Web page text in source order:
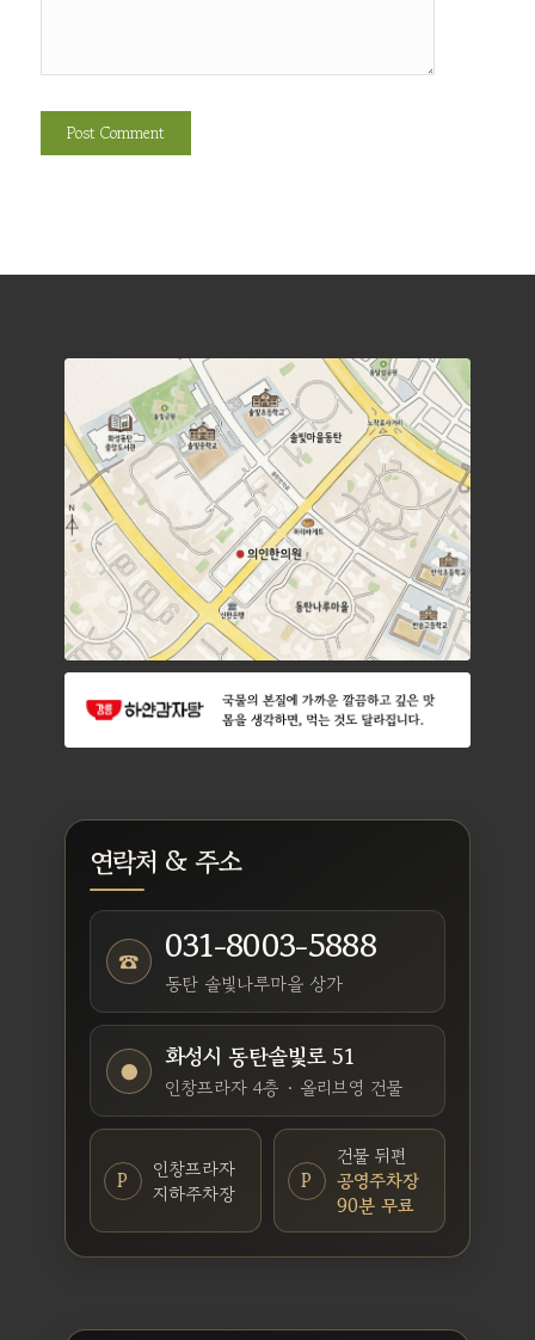
연락처 & 주소
☎ 031-8003-5888
동탄 솔빛나루마을 상가
● 화성시 동탄솔빛로 51
인창프라자 4층 · 올리브영 건물
P
인창프라자
지하주차장
P
건물 뒤편
공영주차장
90분 무료